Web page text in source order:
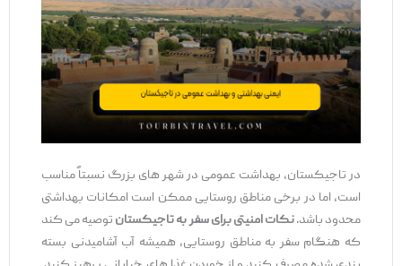
در تاجیکستان، بهداشت عمومی در شهر های بزرگ نسبتاً مناسب
است، اما در برخی مناطق روستایی ممکن است امکانات بهداشتی
محدود باشد.نکات امنیتی برای سفر به تاجیکستانتوصیه می ‌کند
که هنگام سفر به مناطق روستایی، همیشه آب آشامیدنی بسته‌